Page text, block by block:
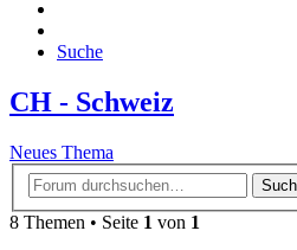
Suche
CH - Schweiz
Neues Thema
8 Themen • Seite 1 von 1